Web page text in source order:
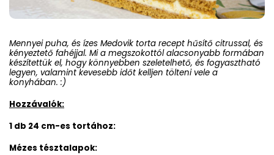
Mennyei puha, és ízes Medovik torta recept hűsítő citrussal, és
kényeztető fahéjjal. Mi a megszokottól alacsonyabb formában
készítettük el, hogy könnyebben szeletelhető, és fogyasztható
legyen, valamint kevesebb időt kelljen tölteni vele a
konyhában. :)
Hozzávalók:
1 db 24 cm-es tortához:
Mézes tésztalapok: